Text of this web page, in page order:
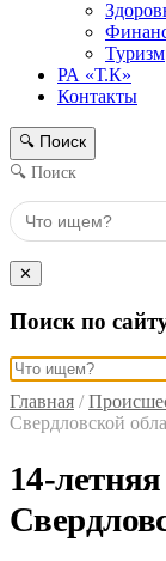
Туризм
РА «Т.К»
Контакты
🔍 Поиск
🔍 Поиск
✕
Поиск по
Главная /
Свердловской
14-